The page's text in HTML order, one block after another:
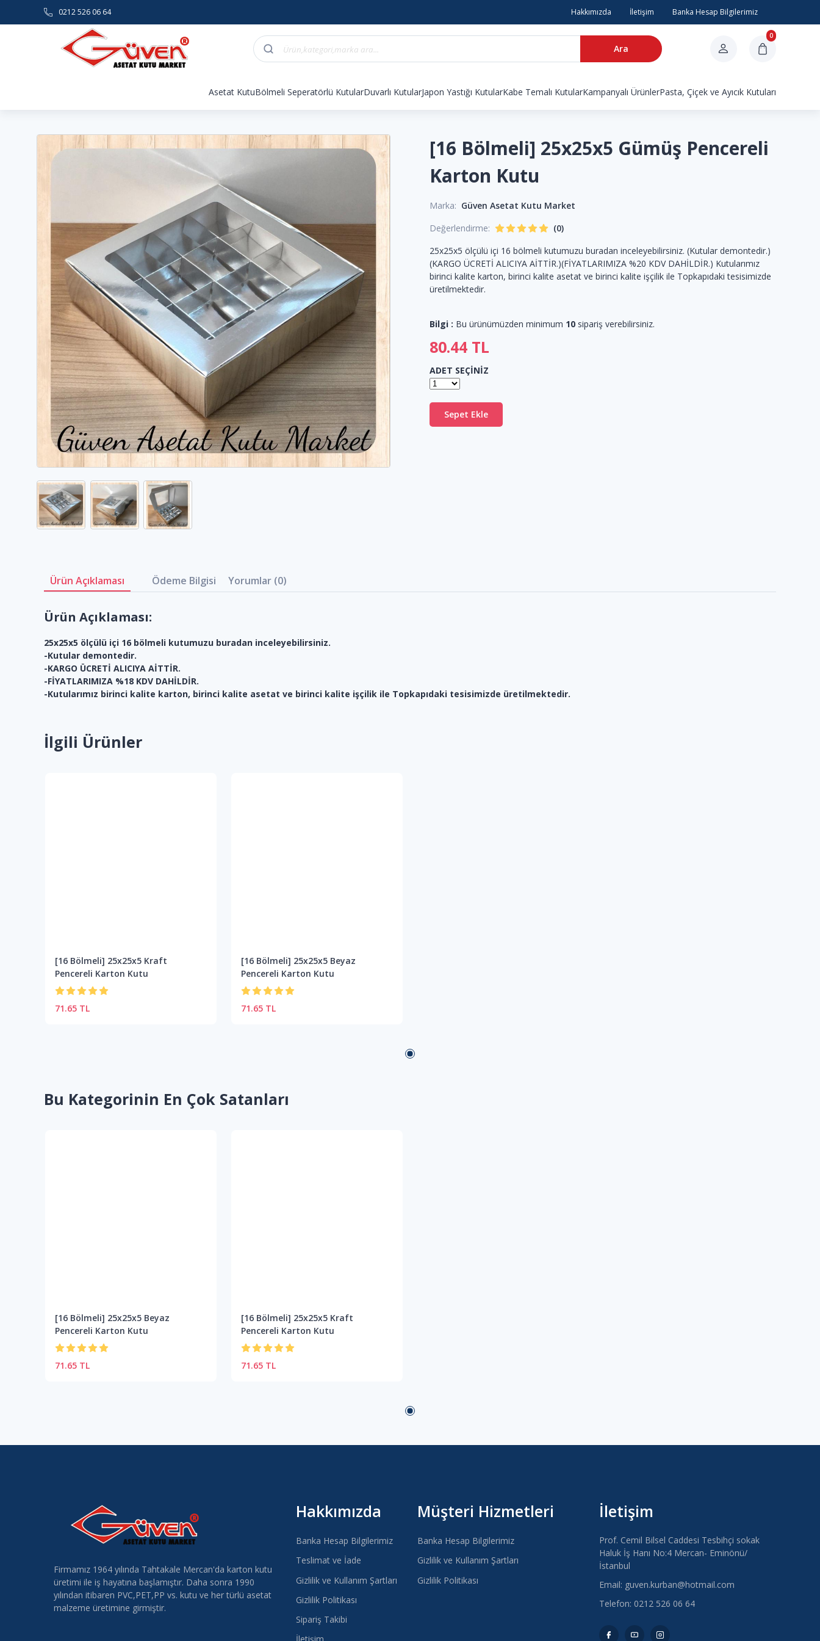
0212 526 06 64 Hakkımızda İletişim Banka Hesap Bilgilerimiz
Ara
0
Asetat KutuBölmeli Seperatörlü KutularDuvarlı KutularJapon Yastığı KutularKabe Temalı KutularKampanyalı ÜrünlerPasta, Çiçek ve Ayıcık Kutuları
[16 Bölmeli] 25x25x5 Gümüş Pencereli
Karton Kutu
Marka: Güven Asetat Kutu Market
Değerlendirme:
(0)
25x25x5 ölçülü içi 16 bölmeli kutumuzu buradan inceleyebilirsiniz. (Kutular demontedir.)
(KARGO ÜCRETİ ALICIYA AİTTİR.)(FİYATLARIMIZA %20 KDV DAHİLDİR.) Kutularımız
birinci kalite karton, birinci kalite asetat ve birinci kalite işçilik ile Topkapıdaki tesisimizde
üretilmektedir.
Bilgi : Bu ürünümüzden minimum 10 sipariş verebilirsiniz.
80.44 TL
ADET SEÇİNİZ
Sepet Ekle
Ürün Açıklaması Ödeme Bilgisi Yorumlar (0)
Ürün Açıklaması:
25x25x5 ölçülü içi 16 bölmeli kutumuzu buradan inceleyebilirsiniz.
-Kutular demontedir.
-KARGO ÜCRETİ ALICIYA AİTTİR.
-FİYATLARIMIZA %18 KDV DAHİLDİR.
-Kutularımız birinci kalite karton, birinci kalite asetat ve birinci kalite işçilik ile Topkapıdaki tesisimizde üretilmektedir.
İlgili Ürünler
[16 Bölmeli] 25x25x5 Kraft
Pencereli Karton Kutu
71.65 TL
[16 Bölmeli] 25x25x5 Beyaz
Pencereli Karton Kutu
71.65 TL
Bu Kategorinin En Çok Satanları
[16 Bölmeli] 25x25x5 Beyaz
Pencereli Karton Kutu
71.65 TL
[16 Bölmeli] 25x25x5 Kraft
Pencereli Karton Kutu
71.65 TL
Firmamız 1964 yılında Tahtakale Mercan'da karton kutu
üretimi ile iş hayatına başlamıştır. Daha sonra 1990
yılından itibaren PVC,PET,PP vs. kutu ve her türlü asetat
malzeme üretimine girmiştir.
Hakkımızda
Banka Hesap Bilgilerimiz
Teslimat ve İade
Gizlilik ve Kullanım Şartları
Gizlilik Politikası
Sipariş Takibi
Müşteri Hizmetleri
Banka Hesap Bilgilerimiz
Gizlilik ve Kullanım Şartları
Gizlilik Politikası
İletişim
Prof. Cemil Bilsel Caddesi Tesbihçi sokak
Haluk İş Hanı No:4 Mercan- Eminönü/
İstanbul
Email: guven.kurban@hotmail.com
Telefon: 0212 526 06 64